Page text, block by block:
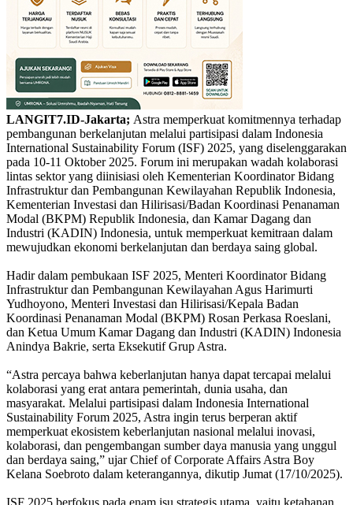
LANGIT7.ID-Jakarta; Astra memperkuat komitmennya terhadap
pembangunan berkelanjutan melalui partisipasi dalam Indonesia
International Sustainability Forum (ISF) 2025, yang diselenggarakan
pada 10-11 Oktober 2025. Forum ini merupakan wadah kolaborasi
lintas sektor yang diinisiasi oleh Kementerian Koordinator Bidang
Infrastruktur dan Pembangunan Kewilayahan Republik Indonesia,
Kementerian Investasi dan Hilirisasi/Badan Koordinasi Penanaman
Modal (BKPM) Republik Indonesia, dan Kamar Dagang dan
Industri (KADIN) Indonesia, untuk memperkuat kemitraan dalam
mewujudkan ekonomi berkelanjutan dan berdaya saing global.
Hadir dalam pembukaan ISF 2025, Menteri Koordinator Bidang
Infrastruktur dan Pembangunan Kewilayahan Agus Harimurti
Yudhoyono, Menteri Investasi dan Hilirisasi/Kepala Badan
Koordinasi Penanaman Modal (BKPM) Rosan Perkasa Roeslani,
dan Ketua Umum Kamar Dagang dan Industri (KADIN) Indonesia
Anindya Bakrie, serta Eksekutif Grup Astra.
“Astra percaya bahwa keberlanjutan hanya dapat tercapai melalui
kolaborasi yang erat antara pemerintah, dunia usaha, dan
masyarakat. Melalui partisipasi dalam Indonesia International
Sustainability Forum 2025, Astra ingin terus berperan aktif
memperkuat ekosistem keberlanjutan nasional melalui inovasi,
kolaborasi, dan pengembangan sumber daya manusia yang unggul
dan berdaya saing,” ujar Chief of Corporate Affairs Astra Boy
Kelana Soebroto dalam keterangannya, dikutip Jumat (17/10/2025).
ISF 2025 berfokus pada enam isu strategis utama, yaitu ketahanan